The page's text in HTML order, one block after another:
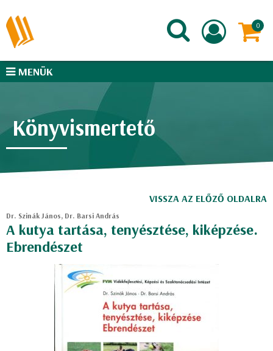
MENÜK
Könyvismertető
VISSZA AZ ELŐZŐ OLDALRA
Dr. Szinák János, Dr. Barsi András
A kutya tartása, tenyésztése, kiképzése.
Ebrendészet